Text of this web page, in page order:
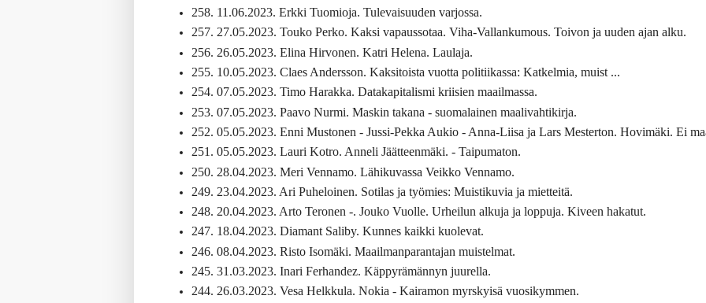
258. 11.06.2023. Erkki Tuomioja. Tulevaisuuden varjossa.
257. 27.05.2023. Touko Perko. Kaksi vapaussotaa. Viha-Vallankumous. Toivon ja uuden ajan alku.
256. 26.05.2023. Elina Hirvonen. Katri Helena. Laulaja.
255. 10.05.2023. Claes Andersson. Kaksitoista vuotta politiikassa: Katkelmia, muist ...
254. 07.05.2023. Timo Harakka. Datakapitalismi kriisien maailmassa.
253. 07.05.2023. Paavo Nurmi. Maskin takana - suomalainen maalivahtikirja.
252. 05.05.2023. Enni Mustonen - Jussi-Pekka Aukio - Anna-Liisa ja Lars Mesterton. Hovimäki. Ei
251. 05.05.2023. Lauri Kotro. Anneli Jäätteenmäki. - Taipumaton.
250. 28.04.2023. Meri Vennamo. Lähikuvassa Veikko Vennamo.
249. 23.04.2023. Ari Puheloinen. Sotilas ja työmies: Muistikuvia ja mietteitä.
248. 20.04.2023. Arto Teronen -. Jouko Vuolle. Urheilun alkuja ja loppuja. Kiveen hakatut.
247. 18.04.2023. Diamant Saliby. Kunnes kaikki kuolevat.
246. 08.04.2023. Risto Isomäki. Maailmanparantajan muistelmat.
245. 31.03.2023. Inari Ferhandez. Käppyrämännyn juurella.
244. 26.03.2023. Vesa Helkkula. Nokia - Kairamon myrskyisä vuosikymmen.